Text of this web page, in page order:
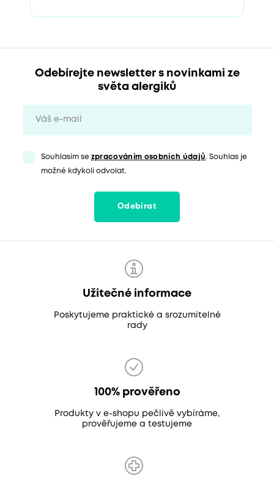
Odebírejte newsletter s novinkami ze
světa alergiků
Souhlasím se zpracováním osobních údajů. Souhlas je
možné kdykoli odvolat.
Odebírat
Užitečné informace
Poskytujeme praktické a srozumitelné
rady
100% prověřeno
Produkty v e-shopu pečlivě vybíráme,
prověřujeme a testujeme